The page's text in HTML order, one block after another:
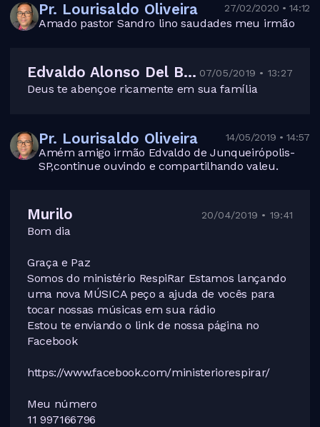
Pr. Lourisaldo Oliveira 27/02/2020 • 14:12
Amado pastor Sandro lino saudades meu irmão
Edvaldo Alonso Del Bianco 07/05/2019 • 13:27
Deus te abençoe ricamente em sua família
Pr. Lourisaldo Oliveira 14/05/2019 • 14:57
Amém amigo irmão Edvaldo de Junqueirópolis-
SP,continue ouvindo e compartilhando valeu.
Murilo 20/04/2019 • 19:41
Bom dia
Graça e Paz
Somos do ministério RespiRar Estamos lançando
uma nova MÚSICA peço a ajuda de vocês para
tocar nossas músicas em sua rádio
Estou te enviando o link de nossa página no
Facebook
https://www.facebook.com/ministeriorespirar/
Meu número
11 997166796